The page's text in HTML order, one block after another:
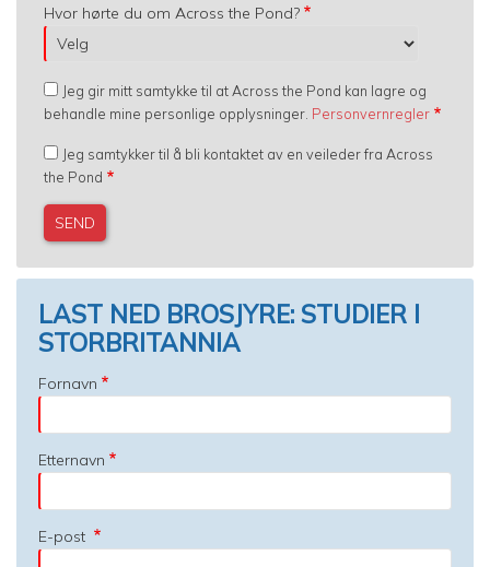
Hvor hørte du om Across the Pond?
Jeg gir mitt samtykke til at Across the Pond kan lagre og
behandle mine personlige opplysninger. Personvernregler
Jeg samtykker til å bli kontaktet av en veileder fra Across
the Pond
LAST NED BROSJYRE: STUDIER I
STORBRITANNIA
Fornavn
Etternavn
E-post